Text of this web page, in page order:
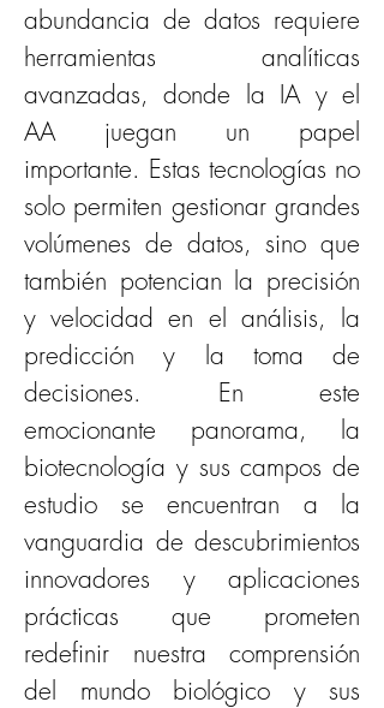
abundancia de datos requiere
herramientas analíticas
avanzadas, donde la IA y el
AA juegan un papel
importante. Estas tecnologías no
solo permiten gestionar grandes
volúmenes de datos, sino que
también potencian la precisión
y velocidad en el análisis, la
predicción y la toma de
decisiones. En este
emocionante panorama, la
biotecnología y sus campos de
estudio se encuentran a la
vanguardia de descubrimientos
innovadores y aplicaciones
prácticas que prometen
redefinir nuestra comprensión
del mundo biológico y sus